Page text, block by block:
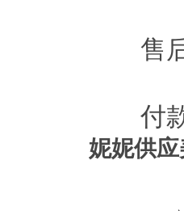
售
付款
妮妮供